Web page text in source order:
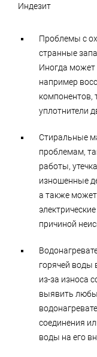
Индезит
Проблемы с
странные
Иногда может
например
компонентов,
уплотнители
Стиральные
проблемам,
работы,
изношенные
а также
причиной
горячей воды
из-за износа
выявить
соединения
воды на его